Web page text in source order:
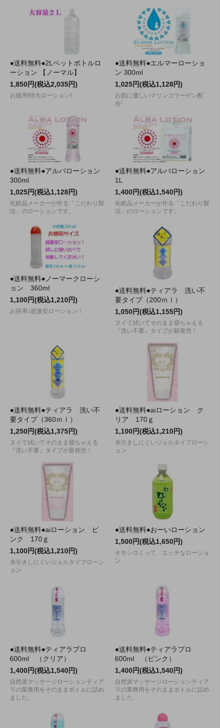
●送料無料●2Lペットボトルロ
ーション 【ノーマル】
1,850円(税込2,035円)
お徳用!特大ローション!
●送料無料●エルマーローショ
ン 300ml
1,025円(税込1,128円)
お肌に優しいマリンコラーゲン配
合!
●送料無料●アルバローション
300ml
1,025円(税込1,128円)
化粧品メーカーが作る「こだわり製
法」のローションです。
●送料無料●アルバローション
1L
1,400円(税込1,540円)
化粧品メーカーが作る「こだわり製
法」のローションです。
●送料無料●ノーマークローシ
ョン 360ml
1,100円(税込1,210円)
お得用♪超激安ローション！
●送料無料●ティアラ 洗い不
要タイプ（200ｍｌ）
1,050円(税込1,155円)
ヌイて拭いてそのまま寝ちゃえる
『洗い不要』タイプが新発売！
●送料無料●ティアラ 洗い不
要タイプ（360ｍｌ）
1,250円(税込1,375円)
ヌイて拭いてそのまま寝ちゃえる
『洗い不要』タイプが新発売！
●送料無料●aiローション ク
リア 170ｇ
1,100円(税込1,210円)
糸引きしにくいジェルタイプローシ
ョン
●送料無料●aiローション ピ
ンク 170ｇ
1,100円(税込1,210円)
糸引きしにくいジェルタイプローシ
ョン
●送料無料●おーいローション
1,500円(税込1,650円)
オモシロくって、エッチなローショ
ン
●送料無料●ティアラプロ
600ml （クリア）
1,400円(税込1,540円)
自然派マッサージローションティア
ラの業務用をそのままボトルに詰め
ました。
●送料無料●ティアラプロ
600ml （ピンク）
1,400円(税込1,540円)
自然派マッサージローションティア
ラの業務用をそのままボトルに詰め
ました。